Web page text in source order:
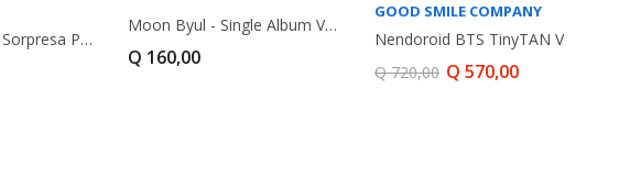
RE MENT Figura Sorpresa Pokemon World 3 Frozen...
Moon Byul - Single Album Vol. 2 - C.I.T.T...
Q 160,00
GOOD SMILE COMPANY
Nendoroid BTS TinyTAN V
Q 720,00 Q 570,00